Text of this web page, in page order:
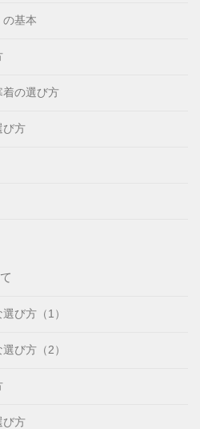
の基本
着の選び方
び方
び方（1）
び方（2）
び方